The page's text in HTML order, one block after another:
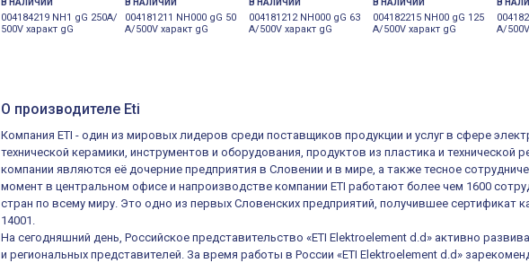
В НАЛИЧИИ
004184219 NH1 gG 250A/
500V характ gG
В НАЛИЧИИ
004181211 NH000 gG 50
A/500V характ gG
В НАЛИЧИИ
004181212 NH000 gG 63
A/500V характ gG
В НАЛИЧИИ
004182215 NH00 gG 125
A/500V характ gG
В
A/
О производителе Eti
Компания ETI - один из мировых лидеров среди поставщиков продукции и услуг в сфере
технической керамики, инструментов и оборудования, продуктов из пластика и
компании являются её дочерние предприятия в Словении и в мире, а также тесное
момент в центральном офисе и напроизводстве компании ETI работают более чем 1600
стран по всему миру. Это одно из первых Словенских предприятий, получившее сертификат
14001.
На сегодняшний день, Российское представительство «ETI Elektroelement d.d» активно
и региональных представителей. За время работы в России «ETI Elektroelement d.d»